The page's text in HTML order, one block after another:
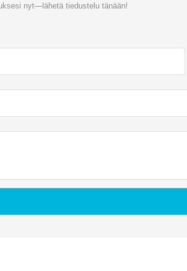
nyt—lähetä tiedustelu tänään!